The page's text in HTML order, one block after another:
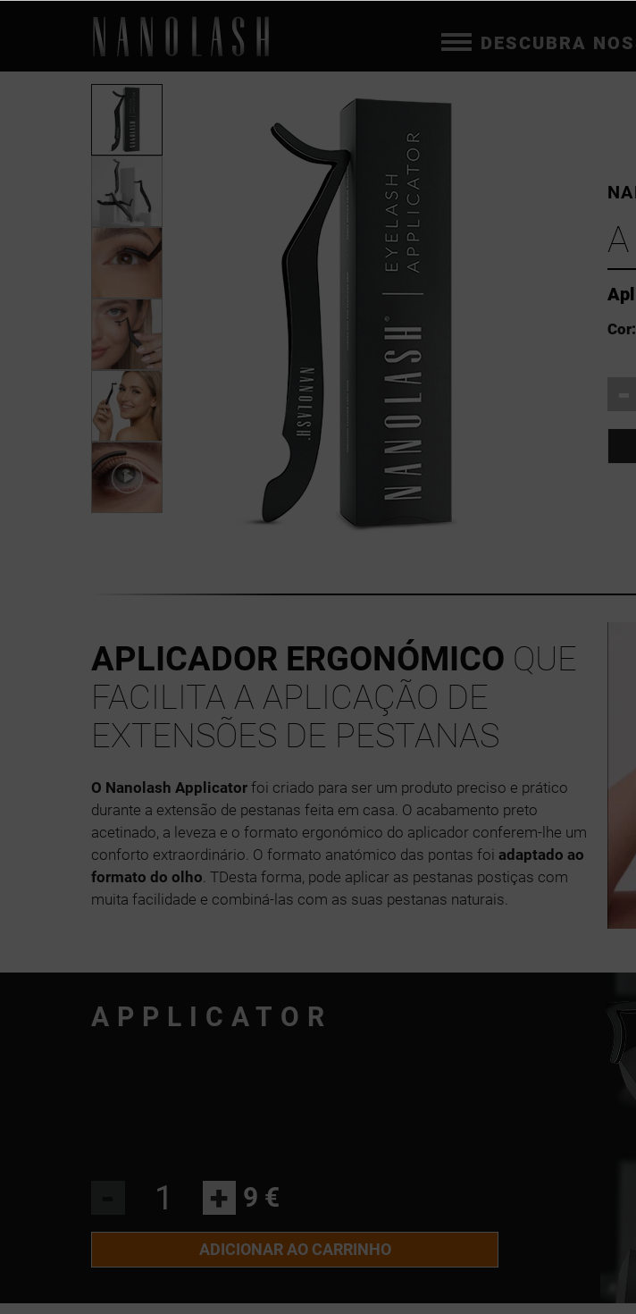
DESCUBRA
Cor:
APLICADOR ERGONÓMICO QUE
FACILITA A APLICAÇÃO DE
EXTENSÕES DE PESTANAS
O Nanolash Applicator foi criado para ser um produto preciso e prático
durante a extensão de pestanas feita em casa. O acabamento preto
acetinado, a leveza e o formato ergonómico do aplicador conferem-lhe um
conforto extraordinário. O formato anatómico das pontas foi adaptado ao
formato do olho. TDesta forma, pode aplicar as pestanas postiças com
muita facilidade e combiná-las com as suas pestanas naturais.
APPLICATOR
+ 9 €
ADICIONAR AO CARRINHO